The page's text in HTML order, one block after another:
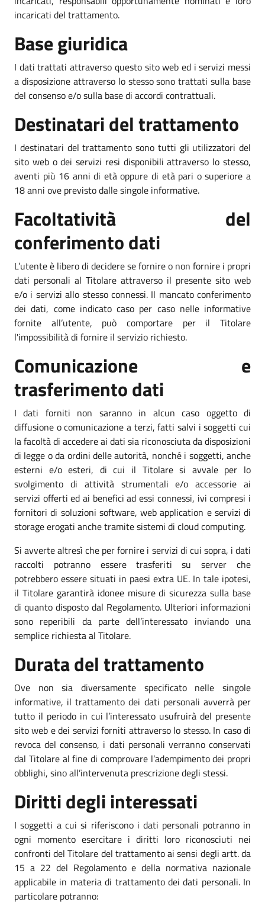
incaricati del trattamento.
Base giuridica
I dati trattati attraverso questo sito web ed i servizi messi
a disposizione attraverso lo stesso sono trattati sulla base
del consenso e/o sulla base di accordi contrattuali.
Destinatari del trattamento
I destinatari del trattamento sono tutti gli utilizzatori del
sito web o dei servizi resi disponibili attraverso lo stesso,
aventi più 16 anni di età oppure di età pari o superiore a
18 anni ove previsto dalle singole informative.
Facoltatività del
conferimento dati
L’utente è libero di decidere se fornire o non fornire i propri
dati personali al Titolare attraverso il presente sito web
e/o i servizi allo stesso connessi. Il mancato conferimento
dei dati, come indicato caso per caso nelle informative
fornite all’utente, può comportare per il Titolare
l'impossibilità di fornire il servizio richiesto.
Comunicazione e
trasferimento dati
I dati forniti non saranno in alcun caso oggetto di
diffusione o comunicazione a terzi, fatti salvi i soggetti cui
la facoltà di accedere ai dati sia riconosciuta da disposizioni
di legge o da ordini delle autorità, nonché i soggetti, anche
esterni e/o esteri, di cui il Titolare si avvale per lo
svolgimento di attività strumentali e/o accessorie ai
servizi offerti ed ai benefici ad essi connessi, ivi compresi i
fornitori di soluzioni software, web application e servizi di
storage erogati anche tramite sistemi di cloud computing.
Si avverte altresì che per fornire i servizi di cui sopra, i dati
raccolti potranno essere trasferiti su server che
potrebbero essere situati in paesi extra UE. In tale ipotesi,
il Titolare garantirà idonee misure di sicurezza sulla base
di quanto disposto dal Regolamento. Ulteriori informazioni
sono reperibili da parte dell’interessato inviando una
semplice richiesta al Titolare.
Durata del trattamento
Ove non sia diversamente specificato nelle singole
informative, il trattamento dei dati personali avverrà per
tutto il periodo in cui l’interessato usufruirà del presente
sito web e dei servizi forniti attraverso lo stesso. In caso di
revoca del consenso, i dati personali verranno conservati
dal Titolare al fine di comprovare l’adempimento dei propri
obblighi, sino all’intervenuta prescrizione degli stessi.
Diritti degli interessati
I soggetti a cui si riferiscono i dati personali potranno in
ogni momento esercitare i diritti loro riconosciuti nei
confronti del Titolare del trattamento ai sensi degli artt. da
15 a 22 del Regolamento e della normativa nazionale
applicabile in materia di trattamento dei dati personali. In
particolare potranno: